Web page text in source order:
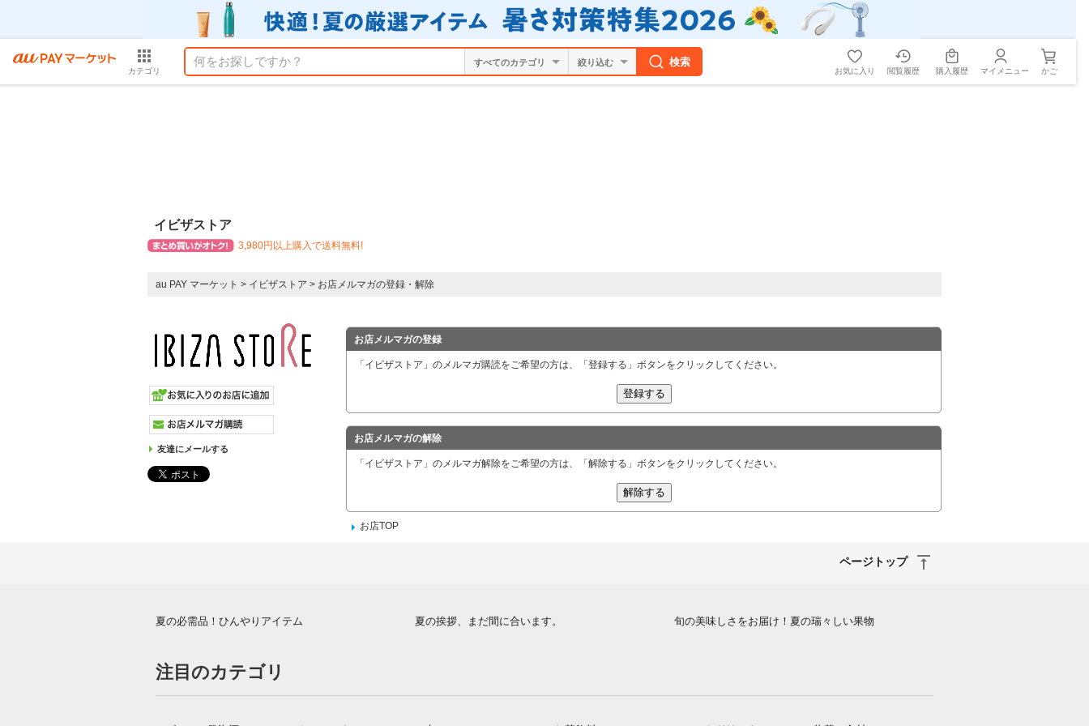
カテゴリ
絞り込む 検索
お気に入り 閲覧履歴 購入履歴 マイメニュー かご
イビザストア
3,980円以上購入で送料無料!
au PAY マーケット > イビザストア > お店メルマガの登録・解除
お店メルマガの登録
「イビザストア」のメルマガ購読をご希望の方は、「登録する」ボタンをクリックしてください。
お店メルマガの解除
「イビザストア」のメルマガ解除をご希望の方は、「解除する」ボタンをクリックしてください。
お店TOP
友達にメールする
ページトップ
夏の必需品！ひんやりアイテム 夏の挨拶、まだ間に合います。 旬の美味しさをお届け！夏の瑞々しい果物
注目のカテゴリ